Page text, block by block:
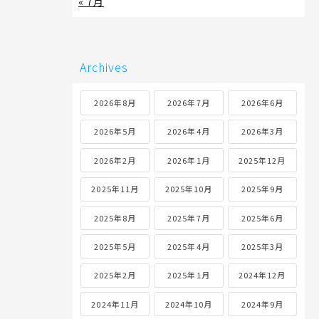
Archives
2026年8月 2026年7月 2026年6月
2026年5月 2026年4月 2026年3月
2026年2月 2026年1月 2025年12月
2025年11月 2025年10月 2025年9月
2025年8月 2025年7月 2025年6月
2025年5月 2025年4月 2025年3月
2025年2月 2025年1月 2024年12月
2024年11月 2024年10月 2024年9月